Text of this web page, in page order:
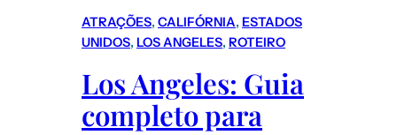
ATRAÇÕES, CALIFÓRNIA, ESTADOS
UNIDOS, LOS ANGELES, ROTEIRO
Los Angeles: Guia
completo para